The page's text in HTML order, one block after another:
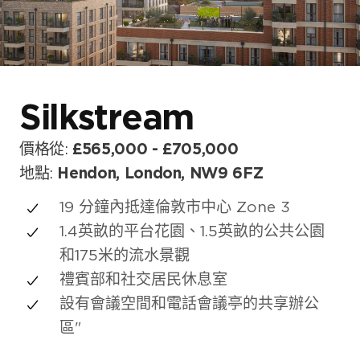
網誌及消息
Silkstream
價格從: £565,000 - £705,000
地點: Hendon, London, NW9 6FZ
19 分鐘內抵達倫敦市中心 Zone 3
1.4英畝的平台花園、1.5英畝的公共公園
和175米的流水景觀
禮賓部和社交居民休息室
設有會議空間和電話會議亭的共享辦公
區"